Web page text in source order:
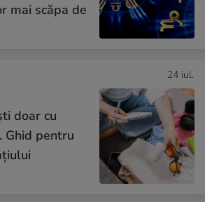
mai scăpa de
24 iul.
doar cu
Ghid pentru